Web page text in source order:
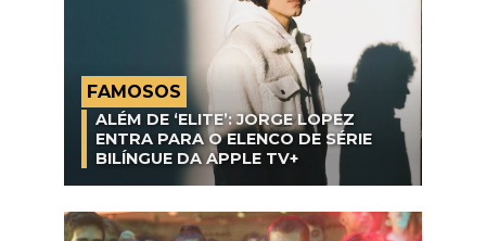
FAMOSOS
ALÉM DE ‘ELITE’: JORGE LOPEZ
ENTRA PARA O ELENCO DE SÉRIE
BILÍNGUE DA APPLE TV+